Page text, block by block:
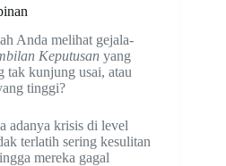
Anda melihat gejala-
Keputusan yang
tak kunjung usai, atau
tinggi?
adanya krisis di level
terlatih sering kesulitan
mereka gagal